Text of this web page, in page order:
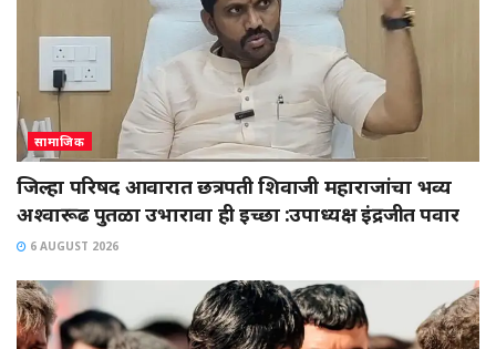
सामाजिक
जिल्हा परिषद आवारात छत्रपती शिवाजी महाराजांचा भव्य
अश्वारूढ पुतळा उभारावा ही इच्छा :उपाध्यक्ष इंद्रजीत पवार
6 AUGUST 2026